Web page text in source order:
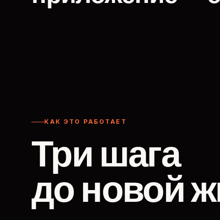
КАК ЭТО РАБОТАЕТ
Три шага
до новой